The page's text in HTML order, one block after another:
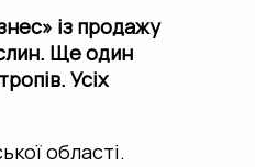
із продажу
Ще один
Усіх
області.